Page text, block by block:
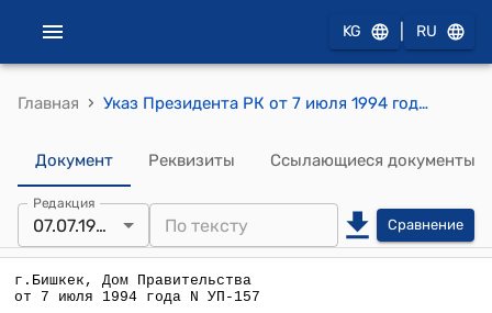
KG RU
Главная › Указ Президента РК от 7 июля 1994 года №УП-157 " О Садыркулове М.Ч."
Документ Реквизиты Ссылающиеся документы
Редакция
07.07.1994 Сравнение